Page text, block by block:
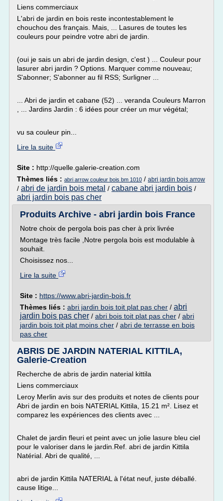
Liens commerciaux
L'abri de jardin en bois reste incontestablement le
chouchou des français. Mais, ... Lasures de toutes les
couleurs pour peindre votre abri de jardin.
(oui je sais un abri de jardin design, c'est ) ... Couleur pour
lasurer abri jardin ? Options. Marquer comme nouveau;
S'abonner; S'abonner au fil RSS; Surligner ...
... Abri de jardin et cabane (52) ... veranda Couleurs Marron
, ... Jardins Jardin : 6 idées pour créer un mur végétal;
vu sa couleur pin...
Lire la suite
Site : http://quelle.galerie-creation.com
Thèmes liés : abri arrow couleur bois bm 1010 / abri jardin bois arrow
/ abri de jardin bois metal / cabane abri jardin bois /
abri jardin bois pas cher
Produits Archive - abri jardin bois France
Notre choix de pergola bois pas cher à prix livrée
Montage très facile ,Notre pergola bois est modulable à
souhait.
Choisissez nos...
Lire la suite
Site : https://www.abri-jardin-bois.fr
Thèmes liés : abri jardin bois toit plat pas cher / abri
jardin bois pas cher / abri bois toit plat pas cher / abri
jardin bois toit plat moins cher / abri de terrasse en bois
pas cher
ABRIS DE JARDIN NATERIAL KITTILA,
Galerie-Creation
Recherche de abris de jardin naterial kittila
Liens commerciaux
Leroy Merlin avis sur des produits et notes de clients pour
Abri de jardin en bois NATERIAL Kittila, 15.21 m². Lisez et
comparez les expériences des clients avec ...
Chalet de jardin fleuri et peint avec un jolie lasure bleu ciel
pour le valoriser dans le jardin.Ref. abri de jardin Kittila
Natérial. Abri de qualité, ...
abri de jardin Kittila NATERIAL à l'état neuf, juste déballé.
cause litige...